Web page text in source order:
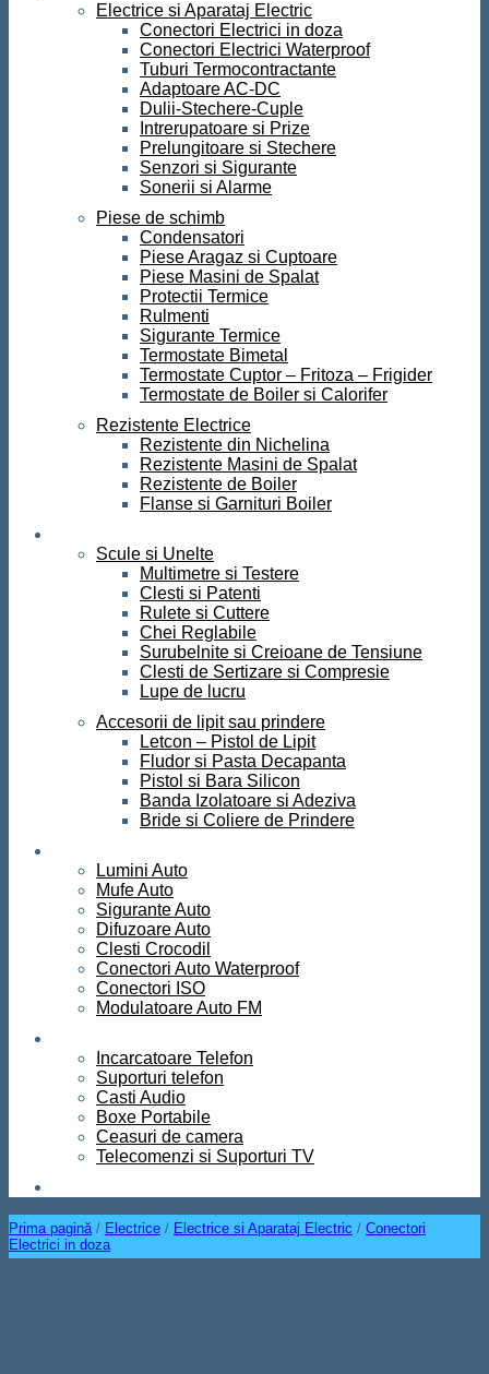
Electrice si Aparataj Electric
Conectori Electrici in doza
Conectori Electrici Waterproof
Tuburi Termocontractante
Adaptoare AC-DC
Dulii-Stechere-Cuple
Intrerupatoare si Prize
Prelungitoare si Stechere
Senzori si Sigurante
Sonerii si Alarme
Piese de schimb
Condensatori
Piese Aragaz si Cuptoare
Piese Masini de Spalat
Protectii Termice
Rulmenti
Sigurante Termice
Termostate Bimetal
Termostate Cuptor – Fritoza – Frigider
Termostate de Boiler si Calorifer
Rezistente Electrice
Rezistente din Nichelina
Rezistente Masini de Spalat
Rezistente de Boiler
Flanse si Garnituri Boiler
Scule si Unelte
Multimetre si Testere
Clesti si Patenti
Rulete si Cuttere
Chei Reglabile
Surubelnite si Creioane de Tensiune
Clesti de Sertizare si Compresie
Lupe de lucru
Accesorii de lipit sau prindere
Letcon – Pistol de Lipit
Fludor si Pasta Decapanta
Pistol si Bara Silicon
Banda Izolatoare si Adeziva
Bride si Coliere de Prindere
Lumini Auto
Mufe Auto
Sigurante Auto
Difuzoare Auto
Clesti Crocodil
Conectori Auto Waterproof
Conectori ISO
Modulatoare Auto FM
Incarcatoare Telefon
Suporturi telefon
Casti Audio
Boxe Portabile
Ceasuri de camera
Telecomenzi si Suporturi TV
Prima pagină / Electrice / Electrice si Aparataj Electric / Conectori
Electrici in doza